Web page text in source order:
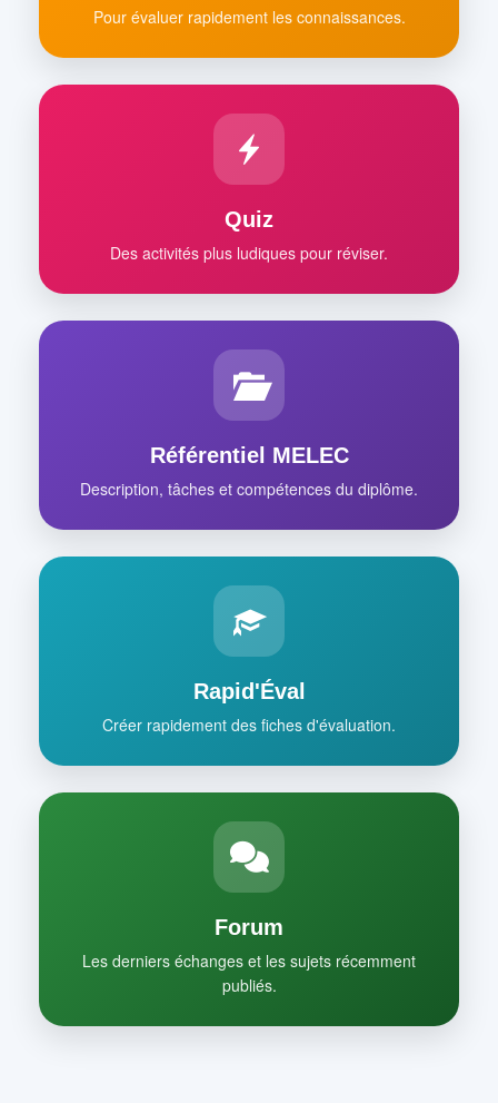
Pour évaluer rapidement les connaissances.
Quiz
Des activités plus ludiques pour réviser.
Référentiel MELEC
Description, tâches et compétences du diplôme.
Rapid'Éval
Créer rapidement des fiches d'évaluation.
Forum
Les derniers échanges et les sujets récemment
publiés.